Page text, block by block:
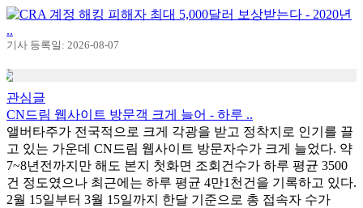
CRA 계정 해킹 피해자 최대 5,000달러 보상받는다 - 2020년
..
기사 등록일: 2026-08-07
관심글
CN드림 웹사이트 방문객 크게 늘어 - 하루 ..
앨버타주가 전국적으로 크게 각광을 받고 정착지로 인기를 끌
고 있는 가운데 CN드림 웹사이트 방문자수가 크게 늘었다. 약
7~8년전까지만 해도 본지 첫화면 조회건수가 하루 평균 3500
건 정도였으나 최근에는 하루 평균 4만1천건을 기록하고 있다.
2월 15일부터 3월 15일까지 한달 기준으로 총 접속자 수가